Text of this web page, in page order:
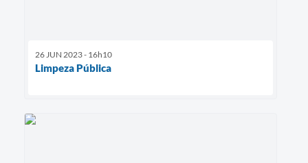
26 JUN 2023 - 16h10
Limpeza Pública